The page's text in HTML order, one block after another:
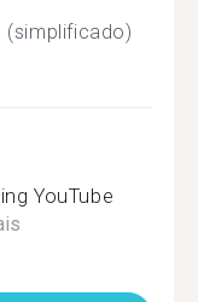
(simplificado)
YouTube